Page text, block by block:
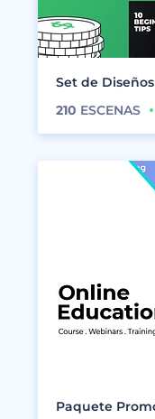
Set de
210 ESCENAS
Paquete